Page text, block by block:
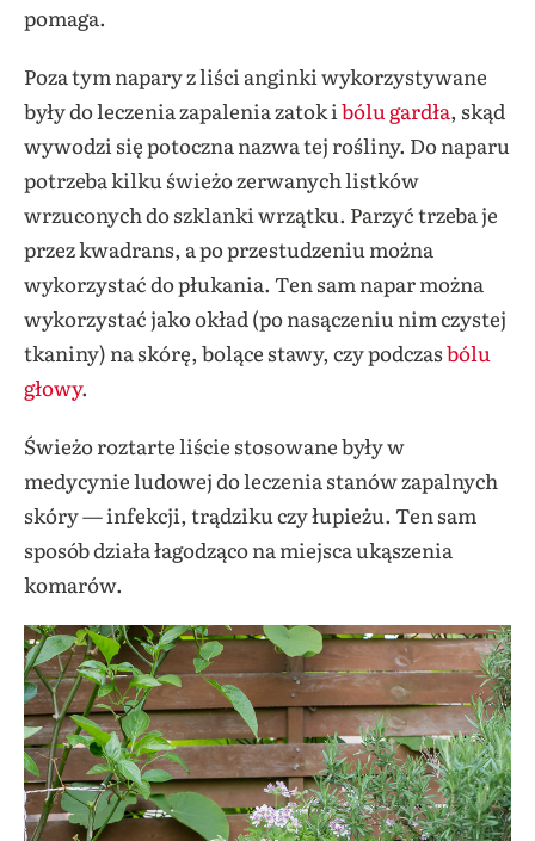
pomaga.
Poza tym napary z liści anginki wykorzystywane
były do leczenia zapalenia zatok i bólu gardła, skąd
wywodzi się potoczna nazwa tej rośliny. Do naparu
potrzeba kilku świeżo zerwanych listków
wrzuconych do szklanki wrzątku. Parzyć trzeba je
przez kwadrans, a po przestudzeniu można
wykorzystać do płukania. Ten sam napar można
wykorzystać jako okład (po nasączeniu nim czystej
tkaniny) na skórę, bolące stawy, czy podczasbólu
głowy.
Świeżo roztarte liście stosowane były w
medycynie ludowej do leczenia stanów zapalnych
skóry — infekcji, trądziku czy łupieżu. Ten sam
sposób działa łagodząco na miejsca ukąszenia
komarów.